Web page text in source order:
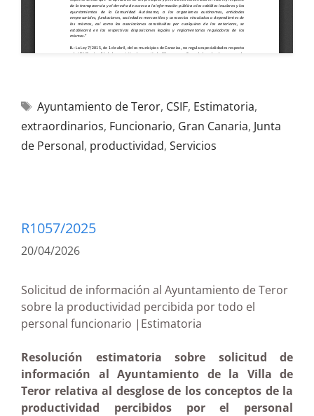
Ayuntamiento de Teror, CSIF, Estimatoria,
extraordinarios, Funcionario, Gran Canaria, Junta
de Personal, productividad, Servicios
R1057/2025
20/04/2026
Solicitud de información al Ayuntamiento de Teror
sobre la productividad percibida por todo el
personal funcionario |Estimatoria
Resolución estimatoria sobre solicitud de
información al Ayuntamiento de la Villa de
Teror relativa al desglose de los conceptos de la
productividad percibidos por el personal